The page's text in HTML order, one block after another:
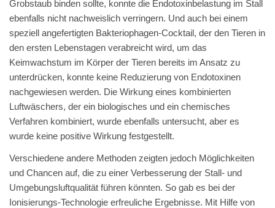
Grobstaub binden sollte, konnte die Endotoxinbelastung im Stall
ebenfalls nicht nachweislich verringern. Und auch bei einem
speziell angefertigten Bakteriophagen-Cocktail, der den Tieren in
den ersten Lebenstagen verabreicht wird, um das
Keimwachstum im Körper der Tieren bereits im Ansatz zu
unterdrücken, konnte keine Reduzierung von Endotoxinen
nachgewiesen werden. Die Wirkung eines kombinierten
Luftwäschers, der ein biologisches und ein chemisches
Verfahren kombiniert, wurde ebenfalls untersucht, aber es
wurde keine positive Wirkung festgestellt.
Verschiedene andere Methoden zeigten jedoch Möglichkeiten
und Chancen auf, die zu einer Verbesserung der Stall- und
Umgebungsluftqualität führen könnten. So gab es bei der
Ionisierungs-Technologie erfreuliche Ergebnisse. Mit Hilfe von